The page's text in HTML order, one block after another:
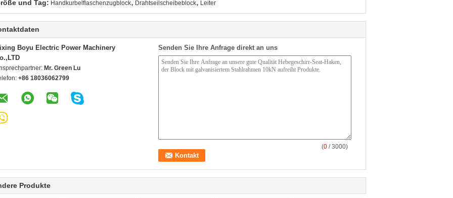
und Tag: Handkurbelflaschenzugblock, Drahtseilscheibeblock, Leiter
Boyu Electric Power Machinery
Mr. Green Lu
+86 18036062799
Senden Sie Ihre Anfrage direkt an uns
(0 / 3000)
Produkte